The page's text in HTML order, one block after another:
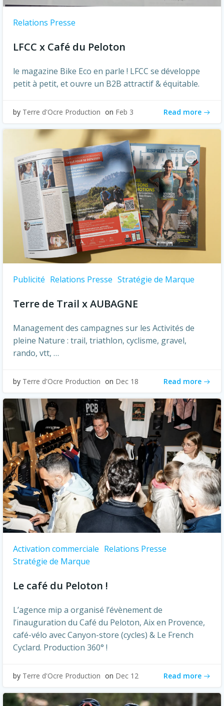
Relations Presse
LFCC x Café du Peloton
le magazine Bike Eco en parle ! LFCC se développe
petit à petit, et ouvre un B2B attractif & équitable.
by Terre d'Ocre Production on Feb 3 Read more
Publicité Relations Presse Stratégie de Marque
Terre de Trail x AUBAGNE
Management des campagnes sur les Activités de
pleine Nature : trail, triathlon, cyclisme, gravel,
rando, vtt, …
by Terre d'Ocre Production on Dec 18 Read more
Activation commerciale Relations Presse
Stratégie de Marque
Le café du Peloton !
L’agence mip a organisé l’évènement de
l’inauguration du Café du Peloton, Aix en Provence,
café-vélo avec Canyon-store (cycles) & Le French
Cyclard. Production 360° !
by Terre d'Ocre Production on Dec 12 Read more